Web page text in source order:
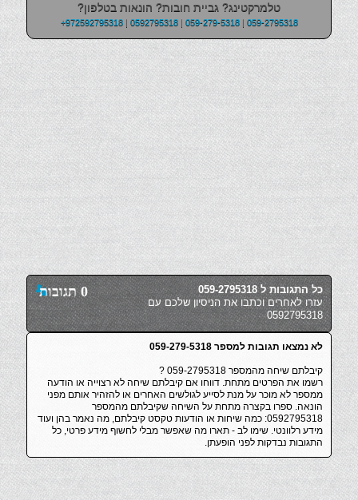
טלמרקטינג? גביית חובות? הונאות בטלפון?
+972592795318| 0592795318| 059-279-5318| 059-2795318
0 תגובות
כל התגובות ל 059-2795318
עזרו לאחרים וכתבו את הניסיון שלכם עם
0592795318
לא נמצאו תגובות למספר 059-279-5318
קיבלתם שיחה מהמספר 059-2795318 ?
רשמו את הפרטים מתחת. דווחו אם קיבלתם שיחה לא רצוייה או הודעה
ממספר לא מוכר על מנת לסייע לגולשים האחרים או להזהיר אותם מפני
הונאה. ספרו בקצרה מתחת על השיחה שקיבלתם מהמספר
0592795318: כמה שיחות או הודעות טקסט קיבלתם, מה נאמר בהן ועוד
מידע רלוונטי. שימו לב - תארו מה שאפשר מבלי לחשוף מידע פרטי, כל
התגובות נבדקות לפני הופעתן.